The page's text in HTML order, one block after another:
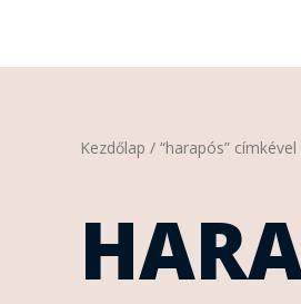
content
Kezdőlap / “harapós”